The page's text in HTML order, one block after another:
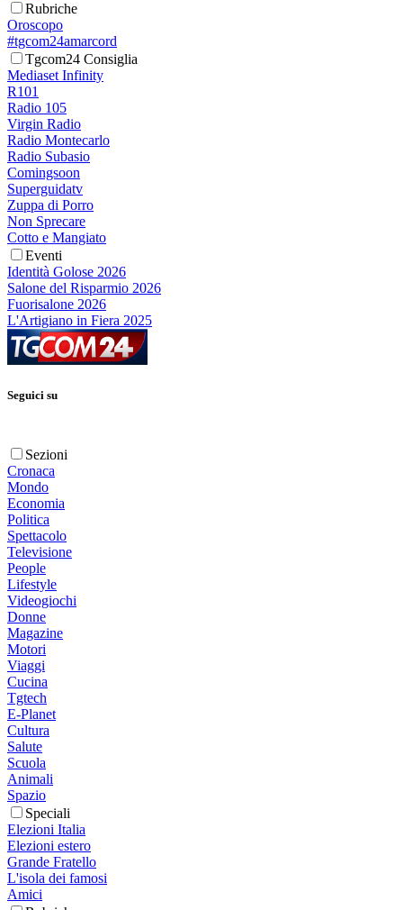
Rubriche
Oroscopo
#tgcom24amarcord
Tgcom24 Consiglia
Mediaset Infinity
R101
Radio 105
Virgin Radio
Radio Montecarlo
Radio Subasio
Comingsoon
Superguidatv
Zuppa di Porro
Non Sprecare
Cotto e Mangiato
Eventi
Identità Golose 2026
Salone del Risparmio 2026
Fuorisalone 2026
L'Artigiano in Fiera 2025
Seguici su
Sezioni
Cronaca
Mondo
Economia
Politica
Spettacolo
Televisione
People
Lifestyle
Videogiochi
Donne
Magazine
Motori
Viaggi
Cucina
Tgtech
E-Planet
Cultura
Salute
Scuola
Animali
Spazio
Speciali
Elezioni Italia
Elezioni estero
Grande Fratello
L'isola dei famosi
Amici